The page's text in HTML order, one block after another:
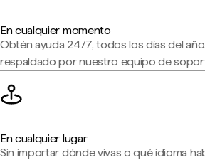
En cualquier momento
Obtén ayuda 24/7, todos los días del
respaldado por nuestro equipo de
En cualquier lugar
Sin importar dónde vivas o qué idioma